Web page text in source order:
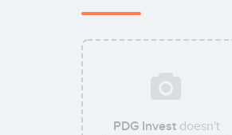
PDG Investdoesn't